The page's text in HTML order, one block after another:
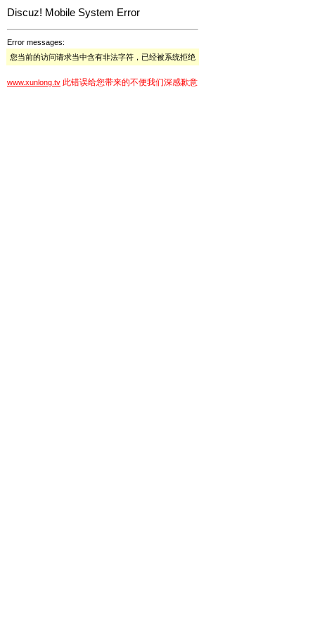
Discuz! Mobile System Error
Error messages:
您当前的访问请求当中含有非法字符，已经被系统拒绝
www.xunlong.tv 此错误给您带来的不便我们深感歉意